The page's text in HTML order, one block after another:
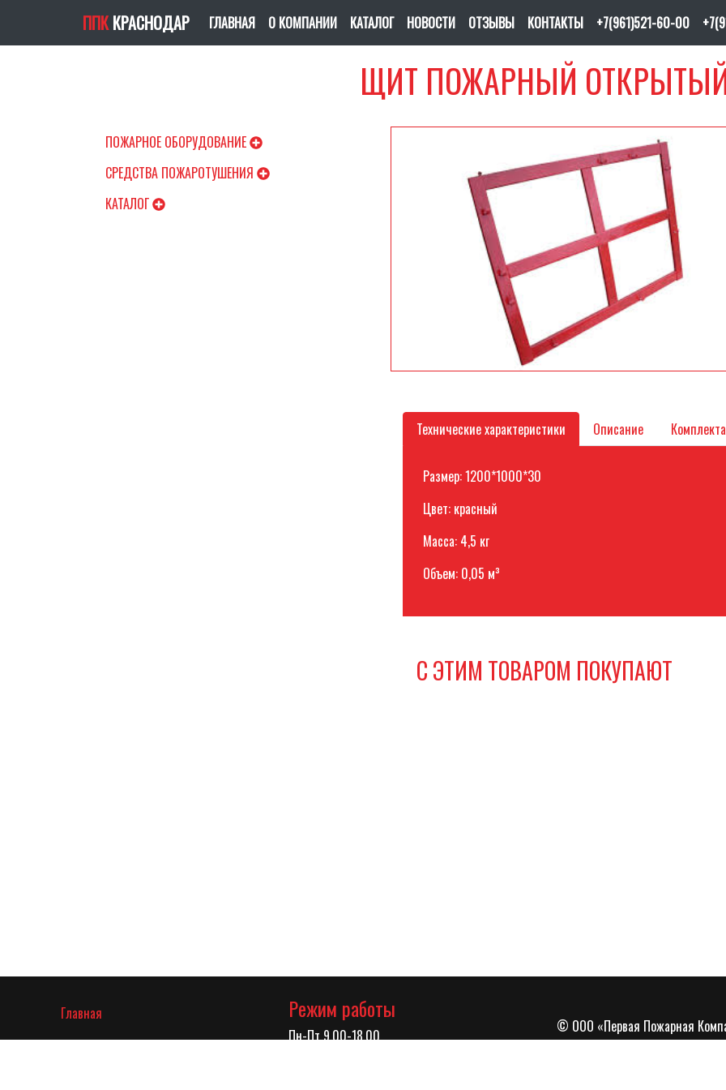
ППККРАСНОДАР ГЛАВНАЯ(CURRENT)
О КОМПАНИИ КАТАЛОГ НОВОСТИ ОТЗЫВЫ КОНТАКТЫ +7(961)521-60-00
ЩИТ ПОЖАРНЫЙ
ПОЖАРНОЕ ОБОРУДОВАНИЕ
СРЕДСТВА ПОЖАРОТУШЕНИЯ
КАТАЛОГ
Технические характеристики Описание
Размер: 1200*1000*30
Цвет: красный
Масса: 4,5 кг
Объем: 0,05 м³
С ЭТИМ ТОВАРОМ ПОКУПАЮТ
Главная
О компании
Режим работы
Пн-Пт 9.00-18.00 © ООО «Первая Пожарная